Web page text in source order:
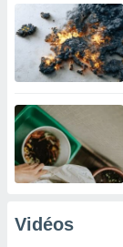
Vidéos